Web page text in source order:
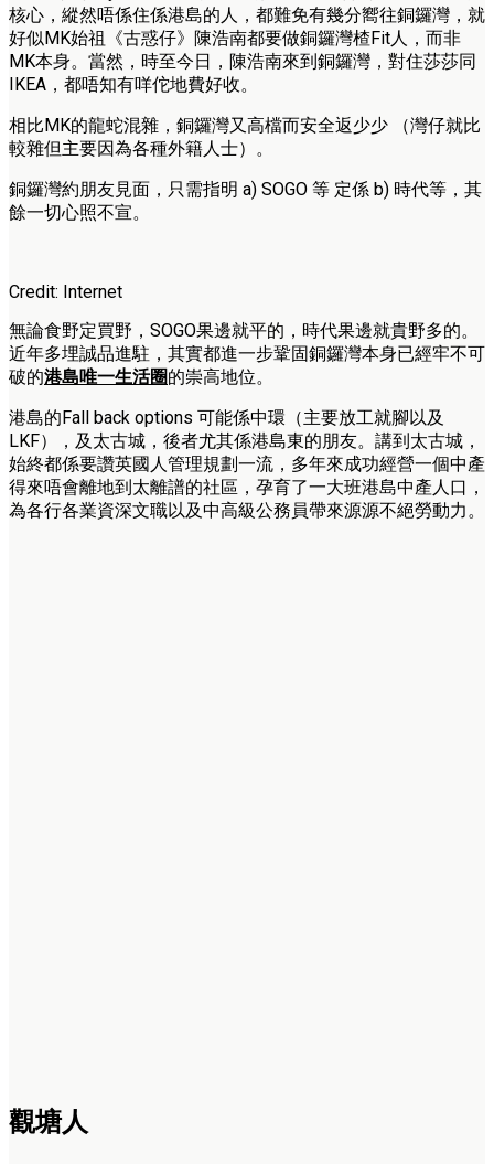
核心，縱然唔係住係港島的人，都難免有幾分嚮往銅鑼灣，就
好似MK始祖《古惑仔》陳浩南都要做銅鑼灣楂Fit人，而非
MK本身。當然，時至今日，陳浩南來到銅鑼灣，對住莎莎同
IKEA，都唔知有咩佗地費好收。
相比MK的龍蛇混雜，銅鑼灣又高檔而安全返少少 （灣仔就比
較雜但主要因為各種外籍人士）。
銅鑼灣約朋友見面，只需指明 a) SOGO 等 定係 b) 時代等，其
餘一切心照不宣。
Credit: Internet
無論食野定買野，SOGO果邊就平的，時代果邊就貴野多的。
近年多埋誠品進駐，其實都進一步鞏固銅鑼灣本身已經牢不可
破的港島唯一生活圈的崇高地位。
港島的Fall back options 可能係中環（主要放工就腳以及
LKF），及太古城，後者尤其係港島東的朋友。講到太古城，
始終都係要讚英國人管理規劃一流，多年來成功經營一個中產
得來唔會離地到太離譜的社區，孕育了一大班港島中產人口，
為各行各業資深文職以及中高級公務員帶來源源不絕勞動力。
觀塘人